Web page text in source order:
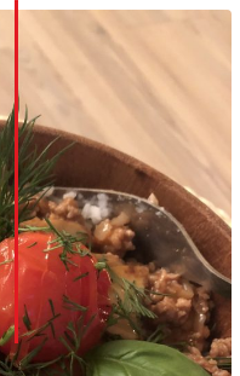
LinkedIn
Whatsapp
Pinterest
Print